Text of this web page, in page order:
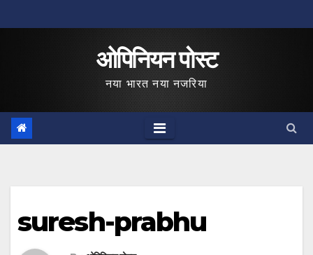
to
ओपिनियन पोस्ट
नया भारत नया नजरिया
suresh-prabhu